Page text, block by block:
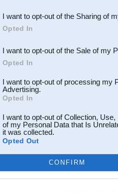
Participants
parties.
I want to opt-out of the Sharing of
Opted In
I want to opt-out of the Sale of my
Opted In
I want to opt-out of processing my
Advertising.
Opted In
I want to opt-out of Collection,
of my Personal Data that Is
it was collected.
Opted Out
CONFIRM